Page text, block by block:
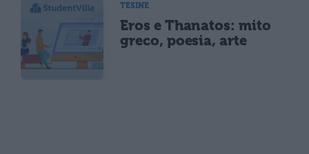
TESINE
Eros e Thanatos: mito
greco, poesia, arte